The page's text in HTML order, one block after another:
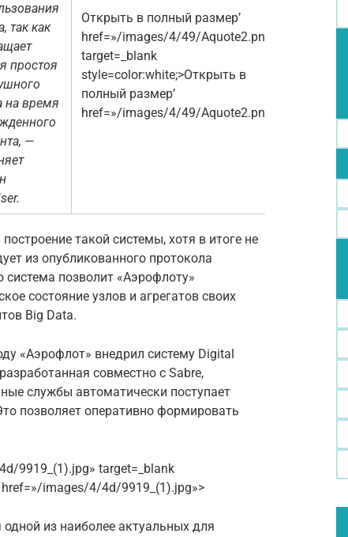
так как
простоя
на время
—
Открыть в полный размер’
href=»/images/4/49/Aquote2.png»
target=_blank
style=color:white;>Открыть в
полный размер’
href=»/images/4/49/Aquote2.png»>
такой системы, хотя в итоге не
из опубликованного протокола
позволит «Аэрофлоту»
состояние узлов и агрегатов своих
Big Data.
«Аэрофлот» внедрил систему Digital
совместно с Sabre,
службы автоматически поступает
позволяет оперативно формировать
9919_(1).jpg» target=_blank
images/4/4d/9919_(1).jpg»>
из наиболее актуальных для